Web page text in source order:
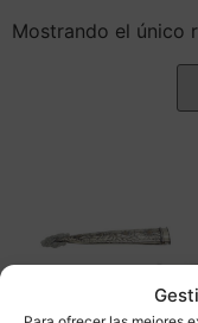
Mostrando el único